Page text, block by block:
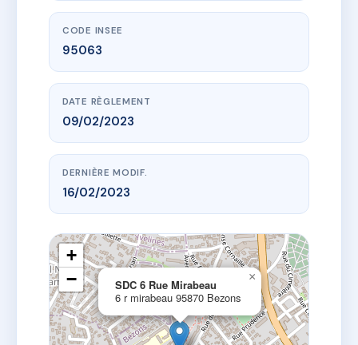
CODE INSEE
95063
DATE RÈGLEMENT
09/02/2023
DERNIÈRE MODIF.
16/02/2023
SDC 6 Rue Mirabeau
6 r mirabeau 95870 Bezons
×
+
−